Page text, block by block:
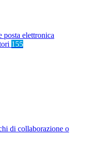
posta elettronica
155
di collaborazione o